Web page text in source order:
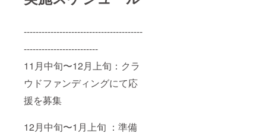
----------------------------------------
-------------------------
11月中旬〜12月上旬：クラ
ウドファンディングにて応
援を募集
12月中旬〜1月上旬 ：準備